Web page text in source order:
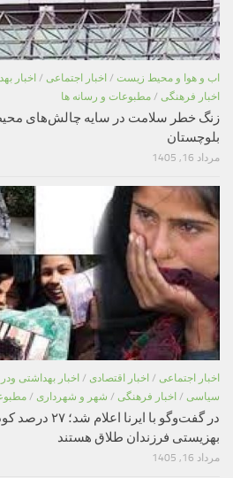
اب و هوا و محیط زیست / اخبار اجتماعی / اخبار
اخبار فرهنگی / مطبوعات و رسانه ها
زنگ خطر سلامت در سایه چالش‌های
بلوچستان
مرداد 16, 1405
اخبار اجتماعی / اخبار اقتصادی / اخبار بهداشتی
سیاسی / اخبار فرهنگی / شهر و شهرداری /
در گفت‌وگو با
بهزیستی فرزندان طلاق هستند
مرداد 16, 1405